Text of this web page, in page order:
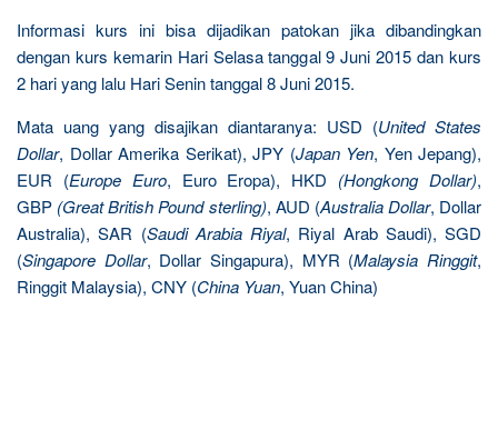
Informasi kurs ini bisa dijadikan patokan jika dibandingkan
dengan kurs kemarin Hari Selasa tanggal 9 Juni 2015 dan kurs
2 hari yang lalu Hari Senin tanggal 8 Juni 2015.
Mata uang yang disajikan diantaranya: USD (United States
Dollar, Dollar Amerika Serikat), JPY (Japan Yen, Yen Jepang),
EUR (Europe Euro, Euro Eropa), HKD (Hongkong Dollar),
GBP (Great British Pound sterling), AUD (Australia Dollar, Dollar
Australia), SAR (Saudi Arabia Riyal, Riyal Arab Saudi), SGD
(Singapore Dollar, Dollar Singapura), MYR (Malaysia Ringgit,
Ringgit Malaysia), CNY (China Yuan, Yuan China)